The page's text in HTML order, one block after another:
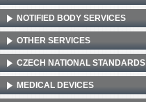
NOTIFIED BODY SERVICES
OTHER SERVICES
CZECH NATIONAL STANDARDS
MEDICAL DEVICES